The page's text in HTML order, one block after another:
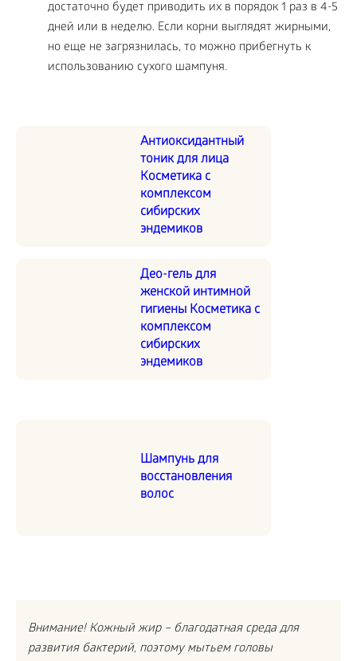
достаточно будет приводить их в порядок 1 раз в 4-5
дней или в неделю. Если корни выглядят жирными,
но еще не загрязнилась, то можно прибегнуть к
использованию сухого шампуня.
Антиоксидантный
тоник для лица
Косметика с
комплексом
сибирских
эндемиков
Део-гель для
женской интимной
гигиены Косметика с
комплексом
сибирских
эндемиков
Шампунь для
восстановления
волос
Внимание! Кожный жир – благодатная среда для
развития бактерий, поэтому мытьем головы